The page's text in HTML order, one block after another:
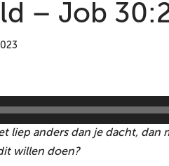
– Job
liep anders dan je dacht,
willen doen?